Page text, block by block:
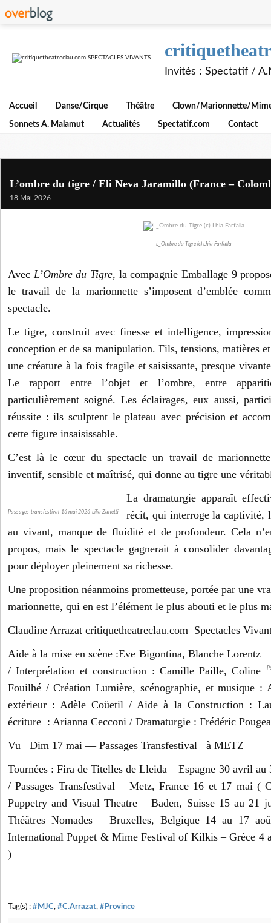
Invités : Spectatif /
Accueil Danse/Cirque Théâtre Clown/Marionnette/
Sonnets A. Malamut Actualités Spectatif.com Contact
L’ombre du tigre / Eli Neva Jaramillo (France –
18 Mai 2026
L_Ombre du Tigre (c) Lhia Farfalla
Avec L’Ombre du Tigre, la compagnie Emballage 9
le travail de la marionnette s’imposent d’emblée
spectacle.
Le tigre, construit avec finesse et intelligence,
conception et de sa manipulation. Fils, tensions, matières
une créature à la fois fragile et saisissante, presque
Le rapport entre l’objet et l’ombre, entre
particulièrement soigné. Les éclairages, eux aussi,
réussite : ils sculptent le plateau avec précision et
cette figure insaisissable.
C’est là le cœur du spectacle un travail de
inventif, sensible et maîtrisé, qui donne au tigre une
Passages-transfestival-16 mai 2026-Lilia Zanetti-
La dramaturgie apparaît
récit, qui interroge la captivité,
au vivant, manque de fluidité et de profondeur. Cela
propos, mais le spectacle gagnerait à consolider
pour déployer pleinement sa richesse.
Une proposition néanmoins prometteuse, portée par une
marionnette, qui en est l’élément le plus abouti et le plus
Claudine Arrazat critiquetheatreclau.com Spectacles
Aide à la mise en scène :Eve Bigontina, Blanche Lorentz
/ Interprétation et construction : Camille Paille, Coline
Fouilhé / Création Lumière, scénographie, et musique :
extérieur : Adèle Coüetil / Aide à la Construction :
écriture : Arianna Cecconi / Dramaturgie : Frédéric
Vu Dim 17 mai — Passages Transfestival à METZ
Tournées : Fira de Titelles de Lleida – Espagne 30 avril
/ Passages Transfestival – Metz, France 16 et 17 mai (
Puppetry and Visual Theatre – Baden, Suisse 15 au 21
Théâtres Nomades – Bruxelles, Belgique 14 au 17
International Puppet & Mime Festival of Kilkis – Grèce 4
)
Tag(s) : #MJC, #C.Arrazat, #Province